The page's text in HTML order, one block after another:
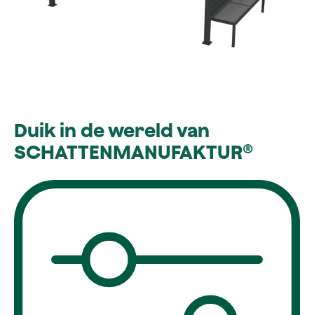
Duik in de wereld van
SCHATTEN­MANUFAKTUR®